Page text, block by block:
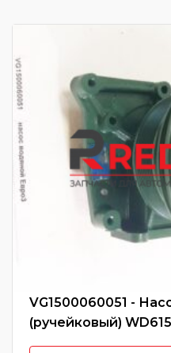
VG1500060051 -
(ручейковый)
характеристики)